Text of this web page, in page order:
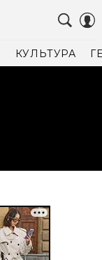
КУЛЬТУРА